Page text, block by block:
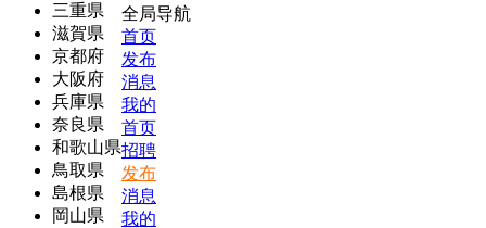
三重県
滋賀県
京都府
大阪府
兵庫県
奈良県
和歌山県
鳥取県
島根県
岡山県
全局导航
首页
发布
消息
我的
首页
招聘
发布
消息
我的